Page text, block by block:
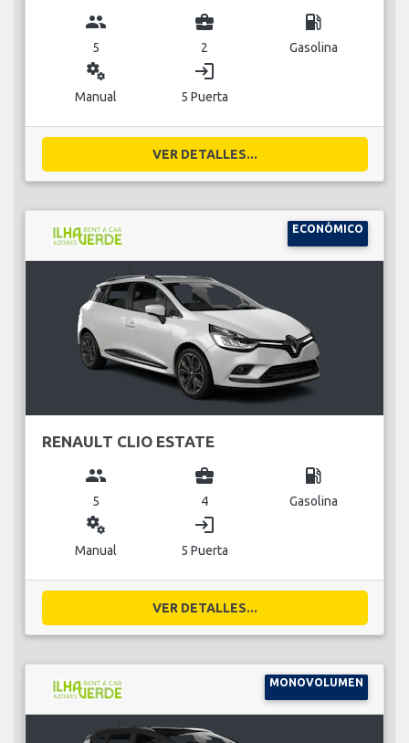
group
5
business_center
2
local_gas_station
Gasolina
miscellaneous_services
Manual
login
5 Puerta
VER DETALLES...
ECONÓMICO
RENAULT CLIO ESTATE
group
5
business_center
4
local_gas_station
Gasolina
miscellaneous_services
Manual
login
5 Puerta
VER DETALLES...
MONOVOLUMEN